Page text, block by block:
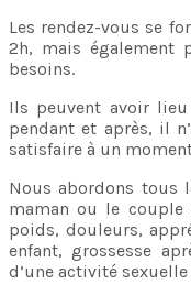
Les rendez-vous se
2h, mais également
besoins.
Ils peuvent avoir
pendant et après, il
satisfaire à un
Nous abordons tous
maman ou le couple
poids, douleurs,
enfant, grossesse
d’une activité sexuelle